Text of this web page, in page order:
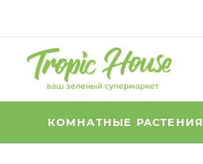
КОМНАТНЫЕ РАСТЕНИЯ